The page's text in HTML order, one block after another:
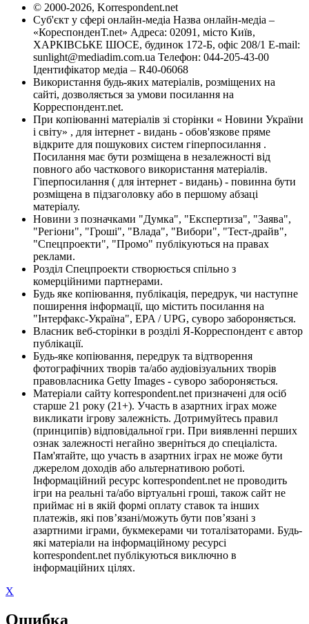
© 2000-2026, Korrespondent.net
Суб'єкт у сфері онлайн-медіа Назва онлайн-медіа –
«КореспонденТ.net» Адреса: 02091, місто Київ,
ХАРКІВСЬКЕ ШОСЕ, будинок 172-Б, офіс 208/1 E-mail:
sunlight@mediadim.com.ua Телефон: 044-205-43-00
Ідентифікатор медіа – R40-06068
Використання будь-яких матеріалів, розміщених на
сайті, дозволяється за умови посилання на
Корреспондент.net.
При копіюванні матеріалів зі сторінки « Новини України
і світу» , для інтернет - видань - обов'язкове пряме
відкрите для пошукових систем гіперпосилання .
Посилання має бути розміщена в незалежності від
повного або часткового використання матеріалів.
Гіперпосилання ( для інтернет - видань) - повинна бути
розміщена в підзаголовку або в першому абзаці
матеріалу.
Новини з позначками "Думка", "Експертиза", "Заява",
"Регіони", "Гроші", "Влада", "Вибори", "Тест-драйв",
"Спецпроекти", "Промо" публікуються на правах
реклами.
Розділ Спецпроекти створюється спільно з
комерційними партнерами.
Будь яке копіювання, публікація, передрук, чи наступне
поширення інформації, що містить посилання на
"Інтерфакс-Україна", EPA / UPG, суворо забороняється.
Власник веб-сторінки в розділі Я-Корреспондент є автор
публікації.
Будь-яке копіювання, передрук та відтворення
фотографічних творів та/або аудіовізуальних творів
правовласника Getty Images - суворо забороняється.
Матеріали сайту korrespondent.net призначені для осіб
старше 21 року (21+). Участь в азартних іграх може
викликати ігрову залежність. Дотримуйтесь правил
(принципів) відповідальної гри. При виявленні перших
ознак залежності негайно зверніться до спеціаліста.
Пам'ятайте, що участь в азартних іграх не може бути
джерелом доходів або альтернативою роботі.
Інформаційний ресурс korrespondent.net не проводить
ігри на реальні та/або віртуальні гроші, також сайт не
приймає ні в якій формі оплату ставок та інших
платежів, які пов’язані/можуть бути пов’язані з
азартними іграми, букмекерами чи тоталізаторами. Будь-
які матеріали на інформаційному ресурсі
korrespondent.net публікуються виключно в
інформаційних цілях.
X
Ошибка